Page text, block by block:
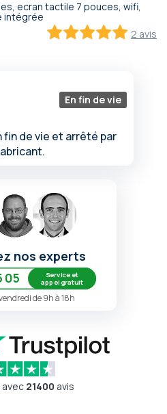
ecran tactile 7 pouces, wifi,
intégrée
2 avis
En fin de vie
de vie et arrêté par
nos experts
05
Service et
appel gratuit
de 9h à 18h
avec 21400 avis